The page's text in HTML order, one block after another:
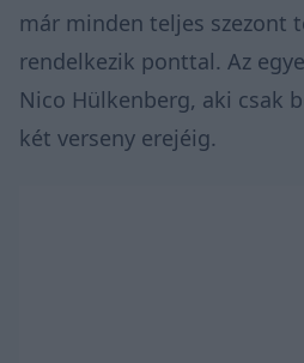
már minden teljes szezont
rendelkezik ponttal. Az
Nico Hülkenberg, aki csak
két verseny erejéig.